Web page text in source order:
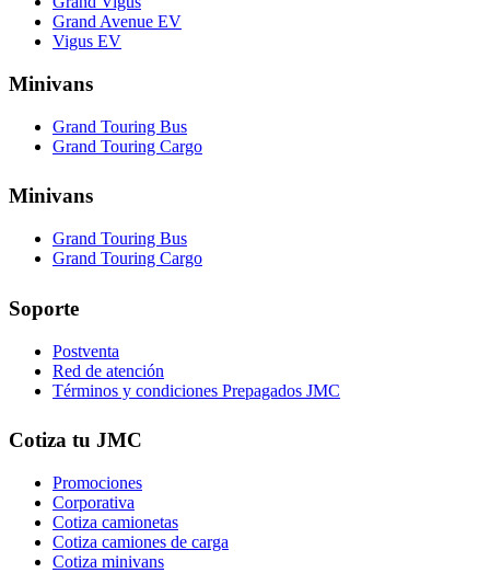
Grand Avenue EV
Vigus EV
Minivans
Grand Touring Bus
Grand Touring Cargo
Minivans
Grand Touring Bus
Grand Touring Cargo
Soporte
Postventa
Red de atención
Términos y condiciones Prepagados JMC
Cotiza tu JMC
Promociones
Corporativa
Cotiza camionetas
Cotiza camiones de carga
Cotiza minivans